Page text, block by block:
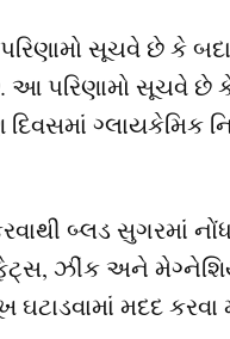
સૂચવે છે કે
આ પરિણામો સૂચવે
દિવસમાં ગ્લાયકેમિક
બ્લડ સુગરમાં
ઝીંક અને
મદદ કરવા